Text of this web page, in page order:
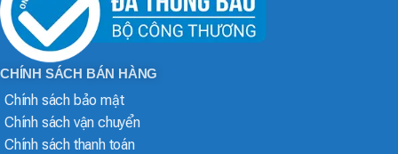
CHÍNH SÁCH BÁN HÀNG
Chính sách bảo mật
Chính sách vận chuyển
Chính sách thanh toán